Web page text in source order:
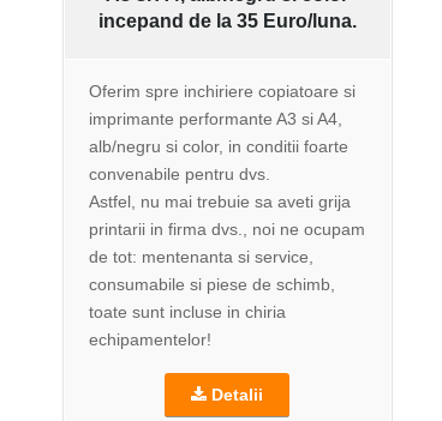
incepand de la 35 Euro/luna.
Oferim spre inchiriere copiatoare si
imprimante performante A3 si A4,
alb/negru si color, in conditii foarte
convenabile pentru dvs.
Astfel, nu mai trebuie sa aveti grija
printarii in firma dvs., noi ne ocupam
de tot: mentenanta si service,
consumabile si piese de schimb,
toate sunt incluse in chiria
echipamentelor!
Detalii